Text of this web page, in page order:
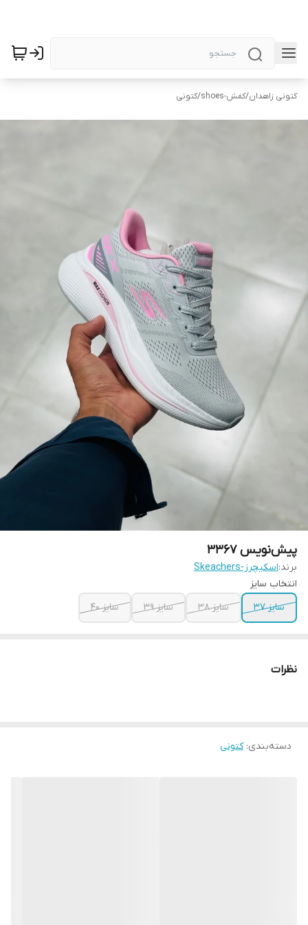
کتونی زاهدان/کفش-shoes /کتونی
پیش‌نویس ۳۳۶۷
برند:اسکیچرز-Skeachers
انتخاب سایز
سایز 37
سایز 38 سایز 39 سایز 40
نظرات
دسته‌بندی:کتونی